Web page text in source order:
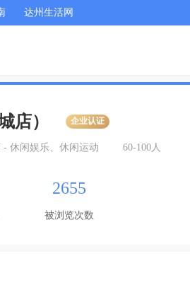
达州生活网
店） 企业认证
休闲娱乐、休闲运动 60-100人
2655
被浏览次数